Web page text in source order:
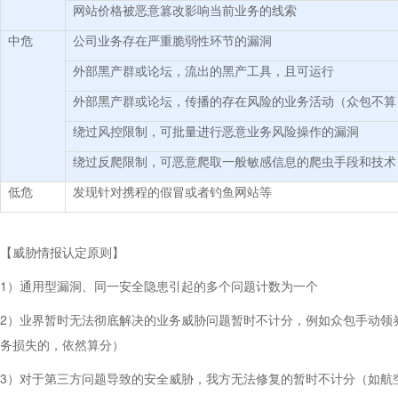
网站价格被恶意篡改影响当前业务的线索
中危
公司业务存在严重脆弱性环节的漏洞
外部黑产群或论坛，流出的黑产工具，且可运行
外部黑产群或论坛，传播的存在风险的业务活动（众包不
绕过风控限制，可批量进行恶意业务风险操作的漏洞
绕过反爬限制，可恶意爬取一般敏感信息的爬虫手段和技术
低危
发现针对携程的假冒或者钓鱼网站等
【威胁情报认定原则】
1）通用型漏洞、同一安全隐患引起的多个问题计数为一个
2）业界暂时无法彻底解决的业务威胁问题暂时不计分，例如众包手动
务损失的，依然算分）
3）对于第三方问题导致的安全威胁，我方无法修复的暂时不计分（如